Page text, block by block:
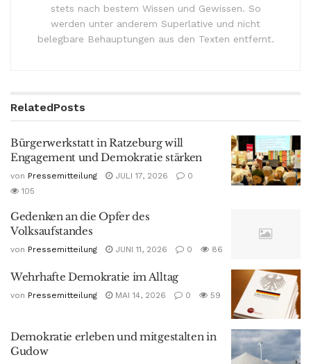
stets nach bestem Wissen und Gewissen. So
werden unter anderem Superlative und nicht
belegbare Behauptungen aus den Texten entfernt.
RelatedPosts
Bürgerwerkstatt in Ratzeburg will
Engagement und Demokratie stärken
von Pressemitteilung JULI 17, 2026
0
105
Gedenken an die Opfer des
Volksaufstandes
von Pressemitteilung JUNI 11, 2026 0 86
Wehrhafte Demokratie im Alltag
von Pressemitteilung MAI 14, 2026 0 59
Demokratie erleben und mitgestalten in
Gudow